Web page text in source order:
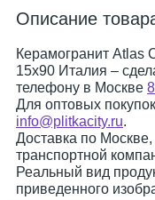
Описание
Керамогранит Atlas
15x90 Италия –
телефону в Москве
Для оптовых
info@plitkacity.ru.
Доставка по
транспортной
Реальный вид
приведенного